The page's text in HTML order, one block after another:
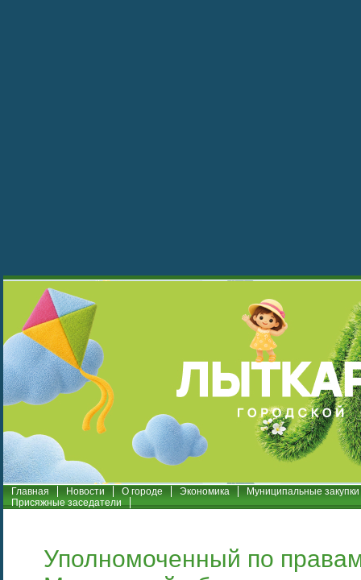
Главная Новости О городе Экономика
Муниципальные закупки
Присяжные заседатели
Уполномоченный по